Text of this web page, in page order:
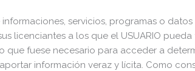
servicios, programas o
sus licenciantes a los que el USUARIO
fuese necesario para acceder a
información veraz y lícita. Como